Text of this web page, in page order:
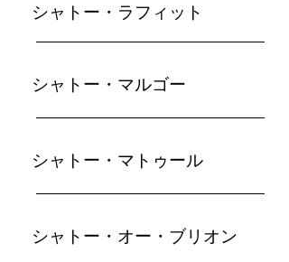
シャトー・ラフィット
シャトー・マルゴー
​シャトー・マトゥール
シャトー・オー・ブリオン